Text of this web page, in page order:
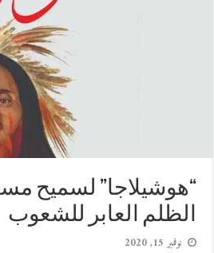
“هوشيلاجا” لسميح
الظلم العابر للشعوب
نوفمبر 15, 2020